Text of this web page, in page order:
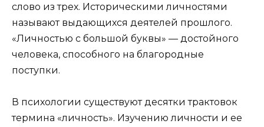
слово из трех. Историческими личностями
называют выдающихся деятелей прошлого.
«Личностью с большой буквы» — достойного
человека, способного на благородные
поступки.
В психологии существуют десятки трактовок
термина «личность». Изучению личности и ее